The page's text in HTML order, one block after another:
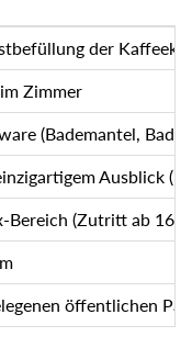
der
Zimmer
(Bademantel,
Ausblick
Bereich (Zutritt ab
öffentlichen